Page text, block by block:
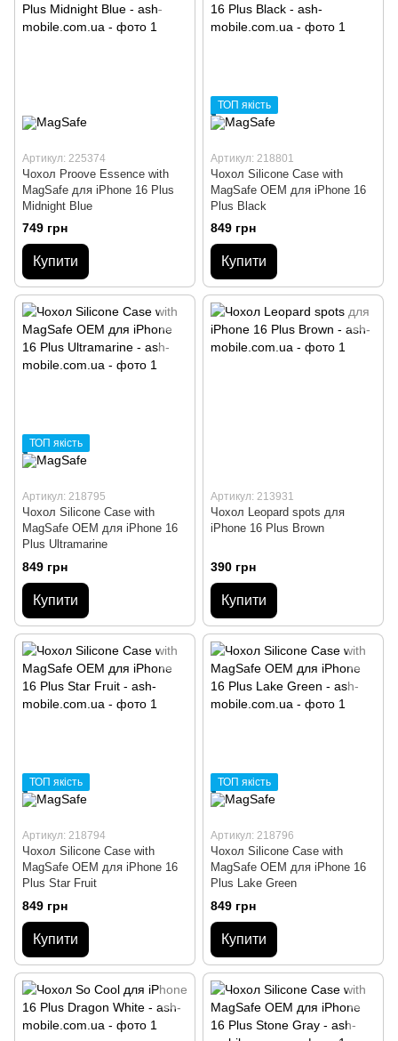
Артикул: 225374
Чохол Proove Essence with
MagSafe для iPhone 16 Plus
Midnight Blue
749 грн
Купити
ТОП якість
Артикул: 218801
Чохол Silicone Case with
MagSafe OEM для iPhone 16
Plus Black
849 грн
Купити
ТОП якість
Артикул: 218795
Чохол Silicone Case with
MagSafe OEM для iPhone 16
Plus Ultramarine
849 грн
Купити
Артикул: 213931
Чохол Leopard spots для
iPhone 16 Plus Brown
390 грн
Купити
ТОП якість
Артикул: 218794
Чохол Silicone Case with
MagSafe OEM для iPhone 16
Plus Star Fruit
849 грн
Купити
ТОП якість
Артикул: 218796
Чохол Silicone Case with
MagSafe OEM для iPhone 16
Plus Lake Green
849 грн
Купити